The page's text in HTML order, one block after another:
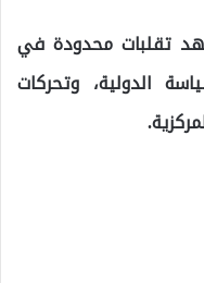
تقلبات محدودة في
الدولية، وتحركات